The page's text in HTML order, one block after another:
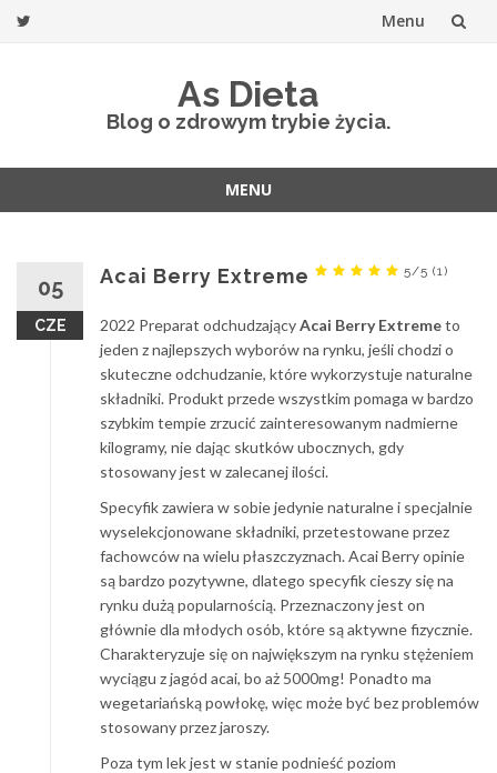
Menu
As Dieta
Blog o zdrowym trybie życia.
MENU
05
CZE
Acai Berry Extreme 5/5 (1)
2022 Preparat odchudzającyAcai Berry Extremeto
jeden z najlepszych wyborów na rynku, jeśli chodzi o
skuteczne odchudzanie, które wykorzystuje naturalne
składniki. Produkt przede wszystkim pomaga w bardzo
szybkim tempie zrzucić zainteresowanym nadmierne
kilogramy, nie dając skutków ubocznych, gdy
stosowany jest w zalecanej ilości.
Specyfik zawiera w sobie jedynie naturalne i specjalnie
wyselekcjonowane składniki, przetestowane przez
fachowców na wielu płaszczyznach. Acai Berry opinie
są bardzo pozytywne, dlatego specyfik cieszy się na
rynku dużą popularnością. Przeznaczony jest on
głównie dla młodych osób, które są aktywne fizycznie.
Charakteryzuje się on największym na rynku stężeniem
wyciągu z jagód acai, bo aż 5000mg! Ponadto ma
wegetariańską powłokę, więc może być bez problemów
stosowany przez jaroszy.
Poza tym lek jest w stanie podnieść poziom